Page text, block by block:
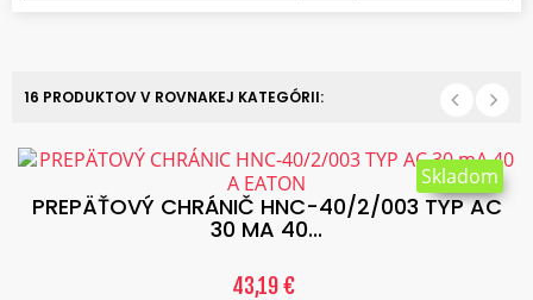
16 PRODUKTOV V ROVNAKEJ KATEGÓRII:
PREPÄŤOVÝ CHRÁNIČ HNC-40/2/003 TYP AC
30 MA 40...
43,19 €
Skladom